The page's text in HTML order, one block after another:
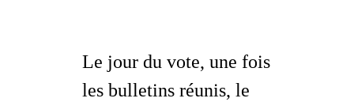
Le jour du vote, une fois
les bulletins réunis, le